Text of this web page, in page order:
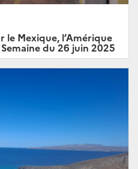
le Mexique, l’Amérique
du 26 juin 2025